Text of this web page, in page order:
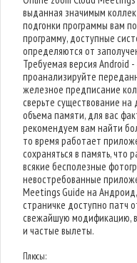
выданная значимым
подгонки программы вам
программу, доступные
определяются от
Требуемая версия Android
проанализируйте
железное предписание
сверьте существование
объема памяти, для вас
рекомендуем вам найти
то время работает
сохраняться в память, что
всякие бесполезные
невостребованные
Meetings Guide на
страничке доступно патч
свежайшую модификацию,
и частые вылеты.
Плюсы: